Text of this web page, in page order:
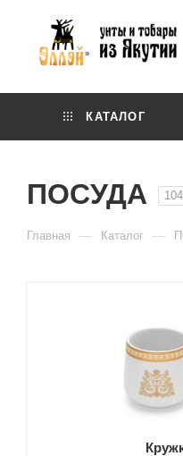
КАТАЛОГ
ПОСУДА 104
Главная — Каталог —